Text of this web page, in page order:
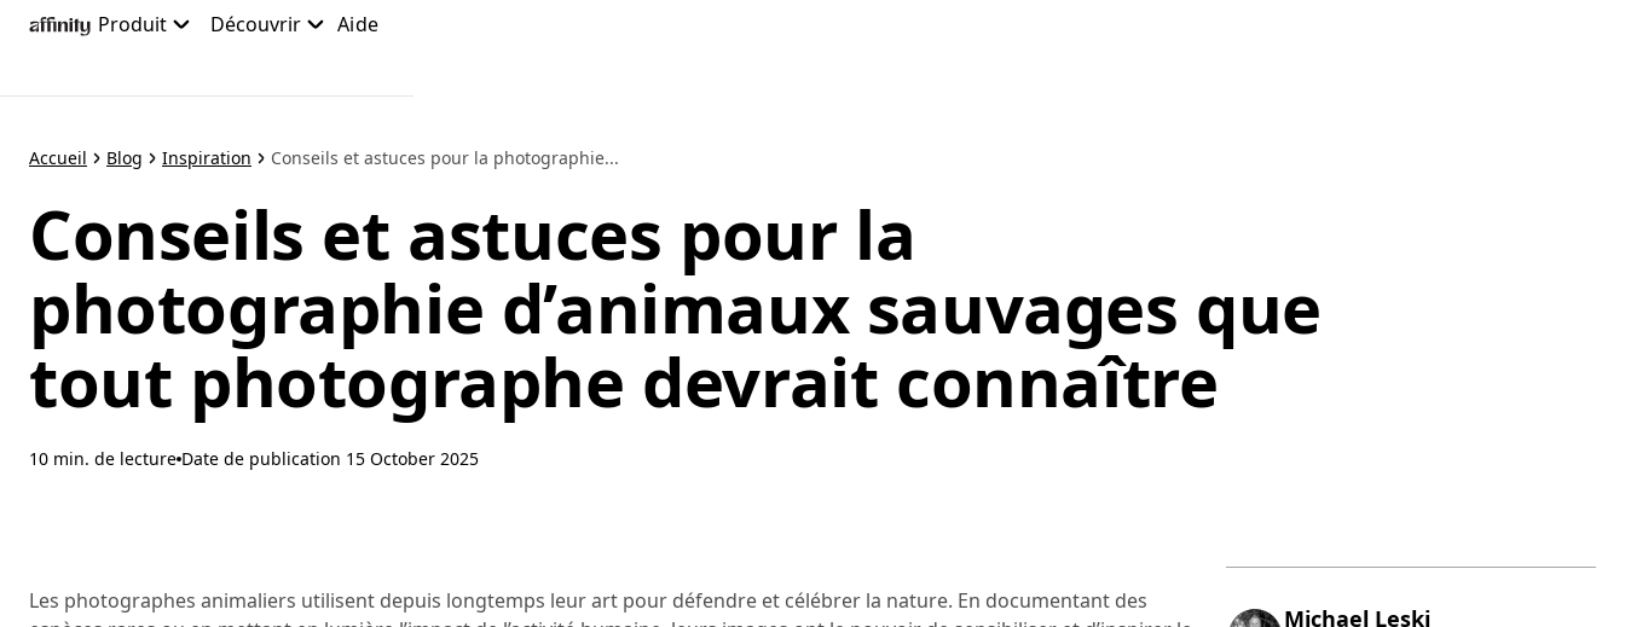
Accéder
principal
Produit Découvrir Aide
Accueil Blog Inspiration Conseils et astuces pour la photographie...
Conseils et astuces pour la
photographie d’animaux sauvages que
tout photographe devrait connaître
10 min. de lecture Date de publication 15 October 2025
Les photographes animaliers utilisent depuis longtemps leur art pour défendre et célébrer la nature. En documentant des
Michael Leski